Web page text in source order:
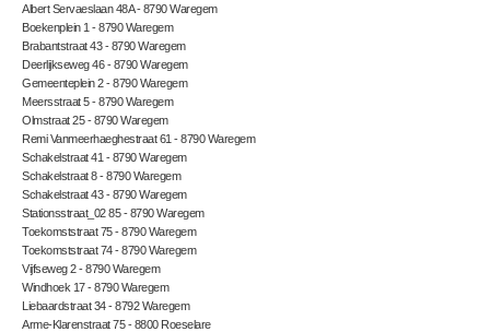
Albert Servaeslaan 48A - 8790 Waregem
Boekenplein 1 - 8790 Waregem
Brabantstraat 43 - 8790 Waregem
Deerlijkseweg 46 - 8790 Waregem
Gemeenteplein 2 - 8790 Waregem
Meersstraat 5 - 8790 Waregem
Olmstraat 25 - 8790 Waregem
Remi Vanmeerhaeghestraat 61 - 8790 Waregem
Schakelstraat 41 - 8790 Waregem
Schakelstraat 8 - 8790 Waregem
Schakelstraat 43 - 8790 Waregem
Stationsstraat_02 85 - 8790 Waregem
Toekomststraat 75 - 8790 Waregem
Toekomststraat 74 - 8790 Waregem
Vijfseweg 2 - 8790 Waregem
Windhoek 17 - 8790 Waregem
Liebaardstraat 34 - 8792 Waregem
Arme-Klarenstraat 75 - 8800 Roeselare